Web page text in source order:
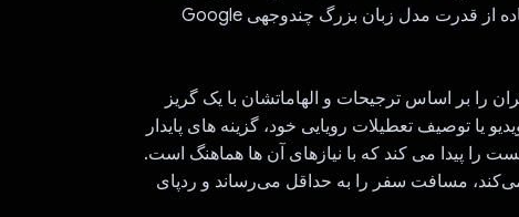
بین ارائه دهندگان تجربه پایدار و مسافران، و استفاده از قدرت مدل زبان بزرگ چندوجهی Google
بر اساس ترجیحات و الهاماتشان با یک گریز
یا توصیف تعطیلات رویایی خود، گزینه های پایدار
را پیدا می کند که با نیازهای آن ها هماهنگ است.
می‌کند، مسافت سفر را به حداقل می‌رساند و ردپای